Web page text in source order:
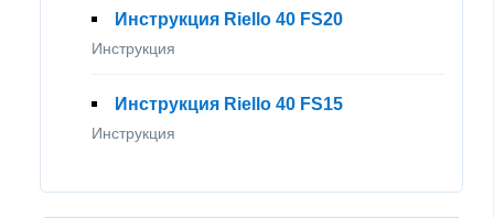
Инструкция Riello 40 FS20
Инструкция
Инструкция Riello 40 FS15
Инструкция